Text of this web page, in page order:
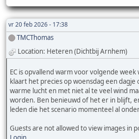
vr 20 feb 2026 - 17:38
TMCThomas
Location: Heteren (Dichtbij Arnhem)
EC is opvallend warm voor volgende
klaart het precies op woensdag een dagje
warme lucht en met niet al te veel wind
worden. Ben benieuwd of het er in blijft,
leden die het scenario momenteel al
Guests are not allowed to view images in